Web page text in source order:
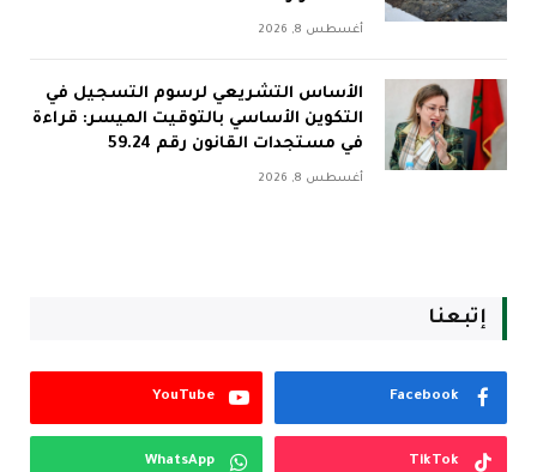
أغسطس 8, 2026
الأساس التشريعي لرسوم التسجيل في
التكوين الأساسي بالتوقيت الميسر: قراءة
في مستجدات القانون رقم 59.24
أغسطس 8, 2026
إتبعنا
Facebook
YouTube
TikTok
WhatsApp